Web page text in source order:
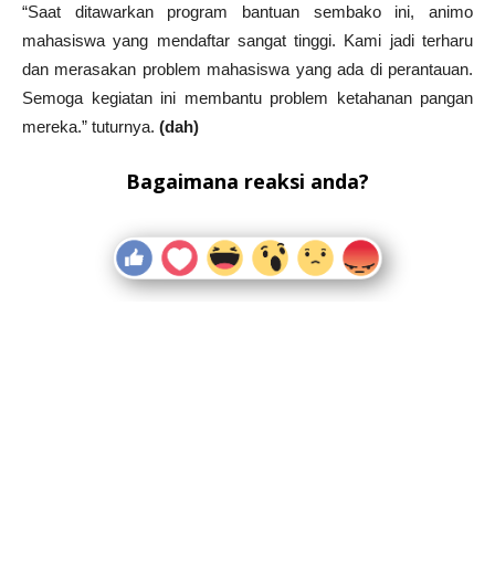
“Saat ditawarkan program bantuan sembako ini, animo
mahasiswa yang mendaftar sangat tinggi. Kami jadi terharu
dan merasakan problem mahasiswa yang ada di perantauan.
Semoga kegiatan ini membantu problem ketahanan pangan
mereka.” tuturnya. (dah)
Bagaimana reaksi anda?